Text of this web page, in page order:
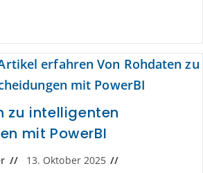
zu intelligenten
mit PowerBI
13. Oktober 2025